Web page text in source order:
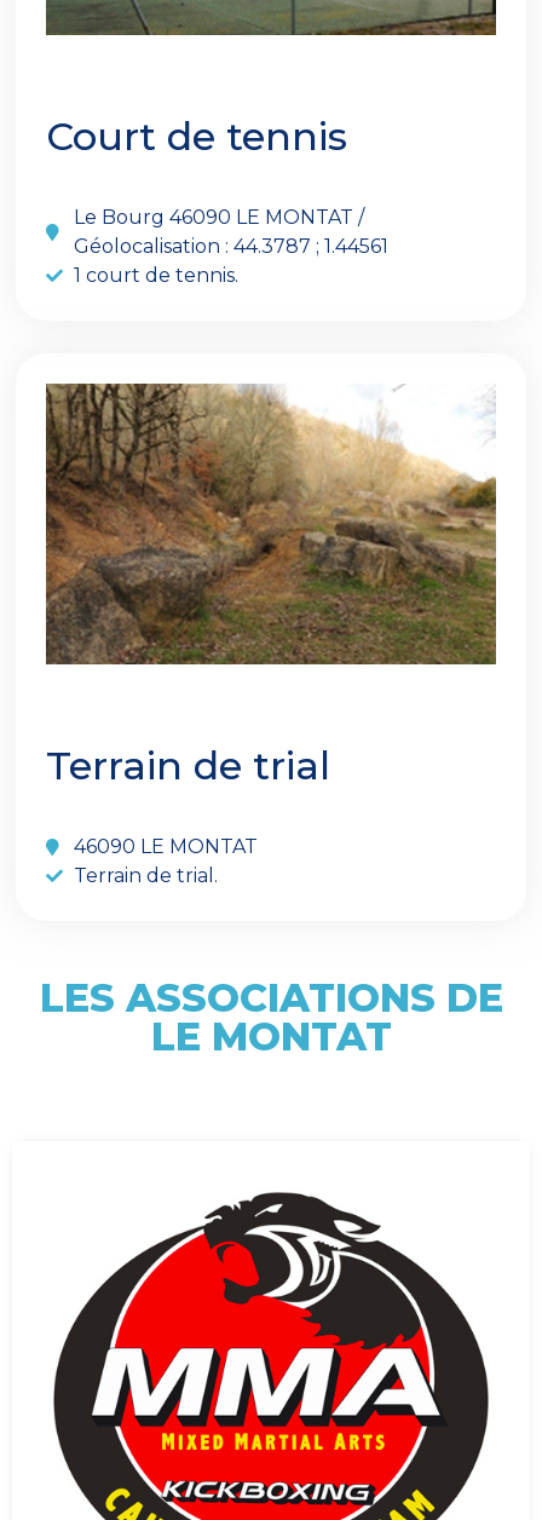
Court de tennis
Le Bourg 46090 LE MONTAT /
Géolocalisation : 44.3787 ; 1.44561
1 court de tennis.
Terrain de trial
46090 LE MONTAT
Terrain de trial.
LES ASSOCIATIONS DE
LE MONTAT